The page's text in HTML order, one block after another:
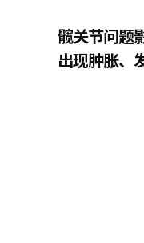
髋关节问题
出现肿胀、